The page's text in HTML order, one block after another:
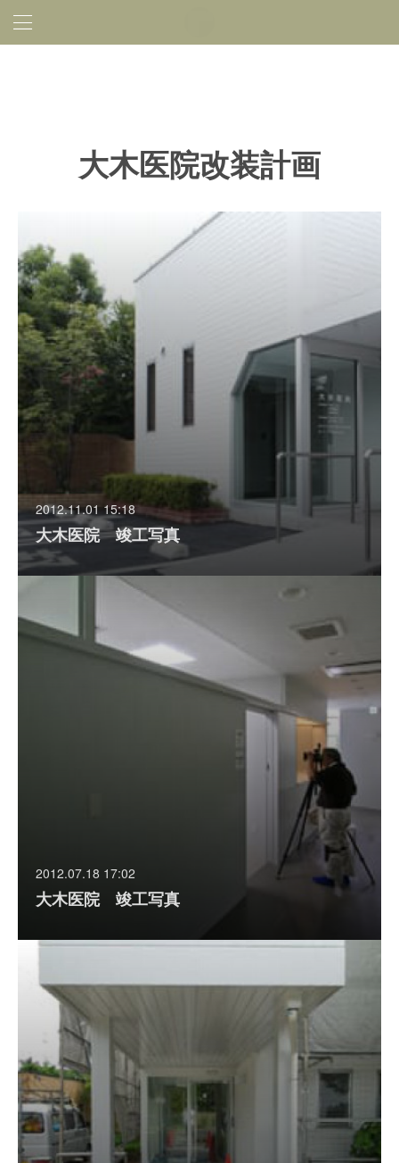
大木医院改装計画
2012.11.01 15:18
大木医院 竣工写真
2012.07.18 17:02
大木医院 竣工写真